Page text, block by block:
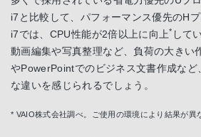
i7と比較して、パフォーマンス優先のH
i7では、CPU性能が2倍以上に向上* して
動画編集や写真整理など、負荷の大きい
やPowerPointでのビジネス文書作成など
な違いを感じられるでしょう。
* VAIO株式会社調べ。ご使用の環境により結果が異